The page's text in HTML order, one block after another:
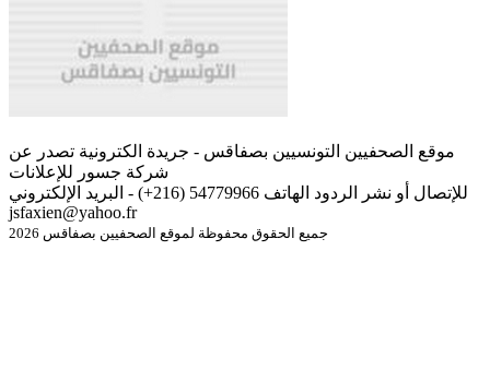
موقع الصحفيين التونسيين بصفاقس - جريدة الكترونية تصدر عن
شركة جسور للإعلانات
للإتصال أو نشر الردود الهاتف 54779966 (216+) - البريد الإلكتروني
jsfaxien@yahoo.fr
جميع الحقوق محفوظة لموقع الصحفيين بصفاقس 2026